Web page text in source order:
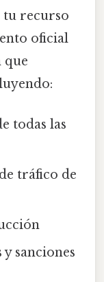
tu recurso
oficial
que
todas las
tráfico de
sanciones